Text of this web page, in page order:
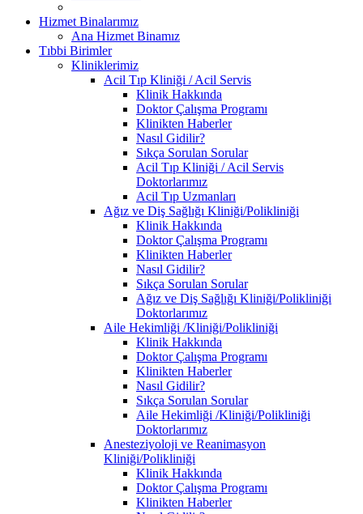
Hizmet Binalarımız
Ana Hizmet Binamız
Tıbbi Birimler
Kliniklerimiz
Acil Tıp Kliniği / Acil Servis
Klinik Hakkında
Doktor Çalışma Programı
Klinikten Haberler
Nasıl Gidilir?
Sıkça Sorulan Sorular
Acil Tıp Kliniği / Acil Servis
Doktorlarımız
Acil Tıp Uzmanları
Ağız ve Diş Sağlığı Kliniği/Polikliniği
Klinik Hakkında
Doktor Çalışma Programı
Klinikten Haberler
Nasıl Gidilir?
Sıkça Sorulan Sorular
Ağız ve Diş Sağlığı Kliniği/Polikliniği
Doktorlarımız
Aile Hekimliği /Kliniği/Polikliniği
Klinik Hakkında
Doktor Çalışma Programı
Klinikten Haberler
Nasıl Gidilir?
Sıkça Sorulan Sorular
Aile Hekimliği /Kliniği/Polikliniği
Doktorlarımız
Anesteziyoloji ve Reanimasyon
Kliniği/Polikliniği
Klinik Hakkında
Doktor Çalışma Programı
Klinikten Haberler